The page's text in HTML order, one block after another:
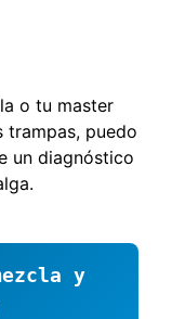
o tu master
trampas, puedo
un diagnóstico
y